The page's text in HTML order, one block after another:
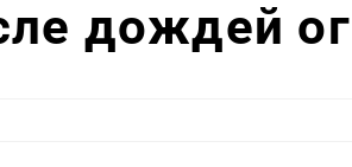
дождей